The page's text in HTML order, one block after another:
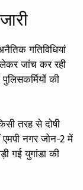
गतिविधियां
जांच कर रही
की
तरह से दोषी
एमपी नगर जोन-2 में
गई युगांडा की